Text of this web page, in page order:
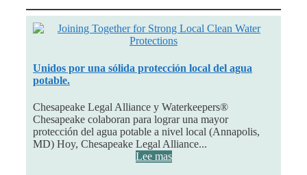
Unidos por una sólida protección local del agua
potable.
Chesapeake Legal Alliance y Waterkeepers®
Chesapeake colaboran para lograr una mayor
protección del agua potable a nivel local (Annapolis,
MD) Hoy, Chesapeake Legal Alliance...
Lee mas